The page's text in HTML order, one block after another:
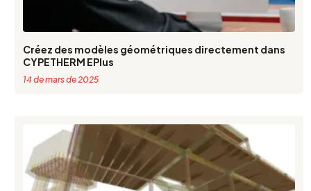
Créez des modèles géométriques directement dans
CYPETHERM EPlus
14 de mars de 2025